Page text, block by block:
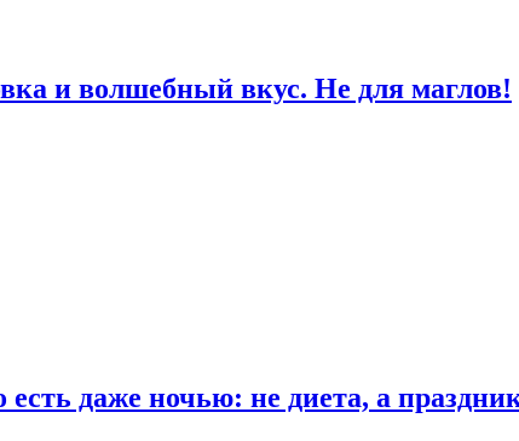
и волшебный вкус. Не для маглов!
даже ночью: не диета, а